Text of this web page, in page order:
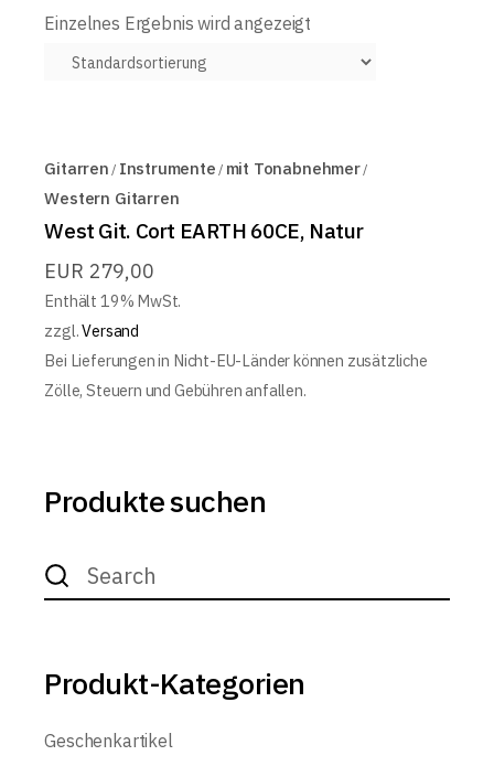
Einzelnes Ergebnis wird angezeigt
Gitarren Instrumente mit Tonabnehmer
Western Gitarren
West Git. Cort EARTH 60CE, Natur
EUR 279,00
Enthält 19% MwSt.
zzgl.Versand
Bei Lieferungen in Nicht-EU-Länder können zusätzliche
Zölle, Steuern und Gebühren anfallen.
Produkte suchen
Search
for:
Produkt-Kategorien
Geschenkartikel